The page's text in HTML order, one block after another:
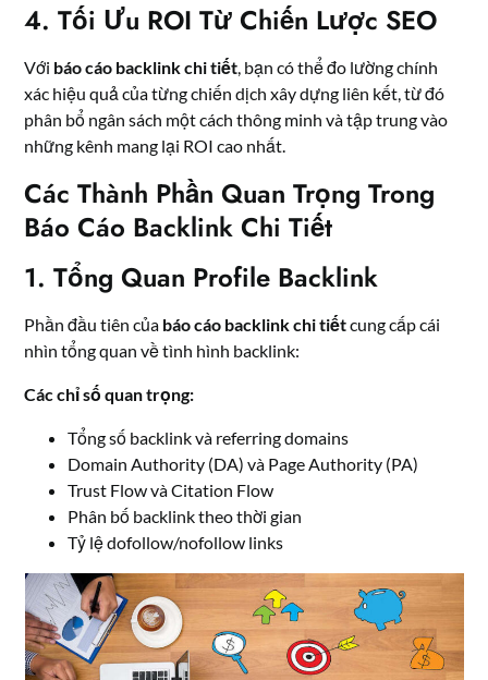
4. Tối Ưu ROI Từ Chiến Lược SEO
Với báo cáo backlink chi tiết, bạn có thể đo lường chính
xác hiệu quả của từng chiến dịch xây dựng liên kết, từ đó
phân bổ ngân sách một cách thông minh và tập trung vào
những kênh mang lại ROI cao nhất.
Các Thành Phần Quan Trọng Trong
Báo Cáo Backlink Chi Tiết
1. Tổng Quan Profile Backlink
Phần đầu tiên của báo cáo backlink chi tiếtcung cấp cái
nhìn tổng quan về tình hình backlink:
Các chỉ số quan trọng:
Tổng số backlink và referring domains
Domain Authority (DA) và Page Authority (PA)
Trust Flow và Citation Flow
Phân bố backlink theo thời gian
Tỷ lệ dofollow/nofollow links